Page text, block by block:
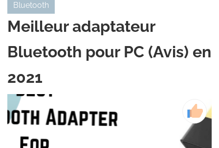
Bluetooth
Meilleur adaptateur
Bluetooth pour PC (Avis) en
2021